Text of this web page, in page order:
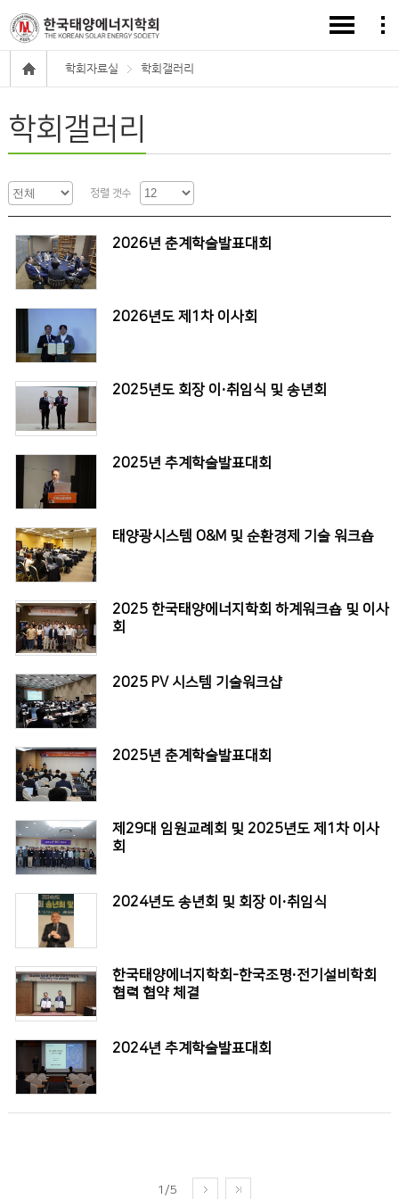
학회자료실 학회갤러리
학회갤러리
정렬 갯수
2026년 춘계학술발표대회
2026년도 제1차 이사회
2025년도 회장 이·취임식 및 송년회
2025년 추계학술발표대회
태양광시스템 O&M 및 순환경제 기술 워크숍
2025 한국태양에너지학회 하계워크숍 및 이사
회
2025 PV 시스템 기술워크샵
2025년 춘계학술발표대회
제29대 임원교례회 및 2025년도 제1차 이사
회
2024년도 송년회 및 회장 이·취임식
한국태양에너지학회-한국조명·전기설비학회
협력 협약 체결
2024년 추계학술발표대회
1/5